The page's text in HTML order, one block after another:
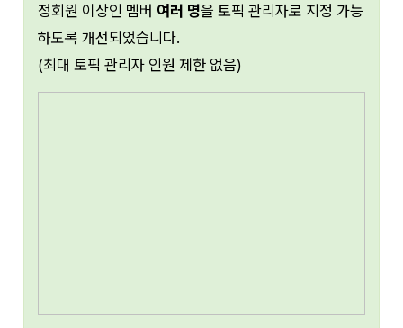
정회원 이상인 멤버 여러 명을 토픽 관리자로 지정 가능
하도록 개선되었습니다.
(최대 토픽 관리자 인원 제한 없음)